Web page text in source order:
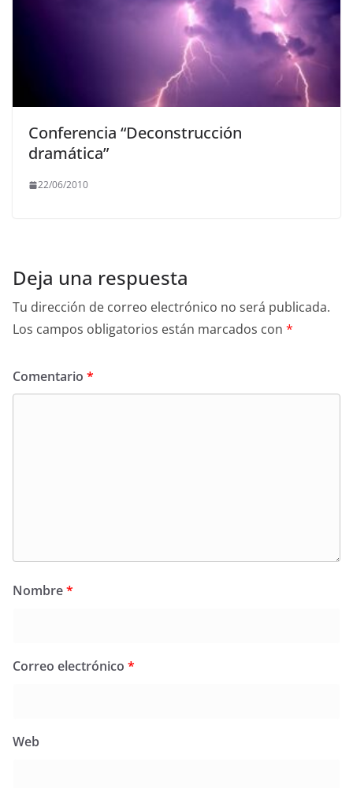
Conferencia “Deconstrucción
dramática”
22/06/2010
Deja una respuesta
Tu dirección de correo electrónico no será publicada.
Los campos obligatorios están marcados con *
Comentario *
Nombre*
Correo electrónico *
Web